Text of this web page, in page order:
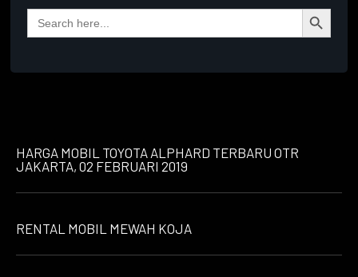
Search
for:
Search Button
HARGA MOBIL TOYOTA ALPHARD TERBARU OTR
JAKARTA, 02 FEBRUARI 2019
RENTAL MOBIL MEWAH KOJA